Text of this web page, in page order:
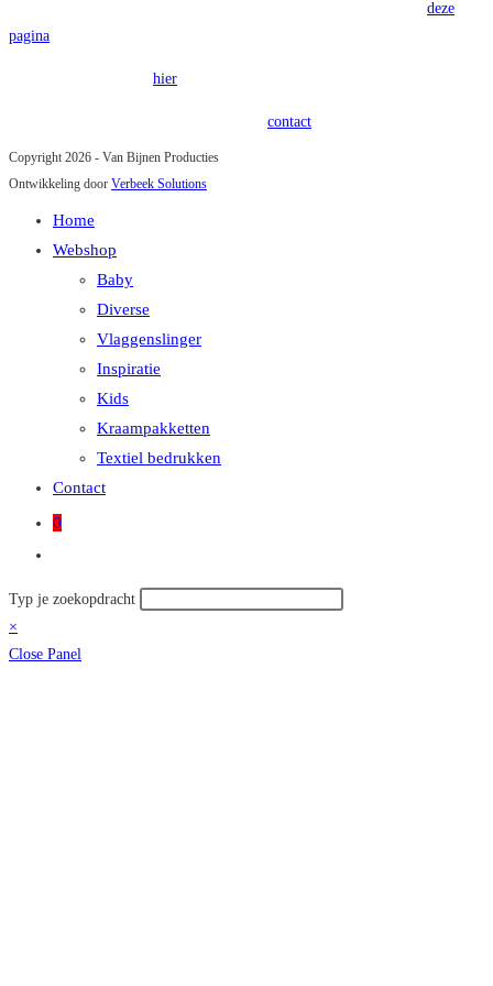
deze
pagina
hier
contact
Copyright 2026 - Van Bijnen Producties
Ontwikkeling door Verbeek Solutions
Home
Webshop
Baby
Diverse
Vlaggenslinger
Inspiratie
Kids
Kraampakketten
Textiel bedrukken
Contact
0
zoeken
Zoek
op
deze
Typ je zoekopdracht
×
Close Panel